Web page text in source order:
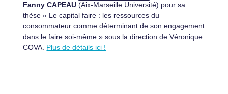
Fanny CAPEAU(Aix-Marseille Université) pour sa
thèse « Le capital faire : les ressources du
consommateur comme déterminant de son engagement
dans le faire soi-même » sous la direction de Véronique
COVA. Plus de détails ici !